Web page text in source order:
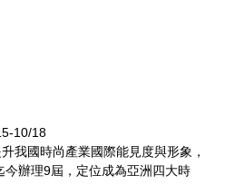
10/18
我國時尚產業國際能見度與形象，
辦理9屆，定位成為亞洲四大時